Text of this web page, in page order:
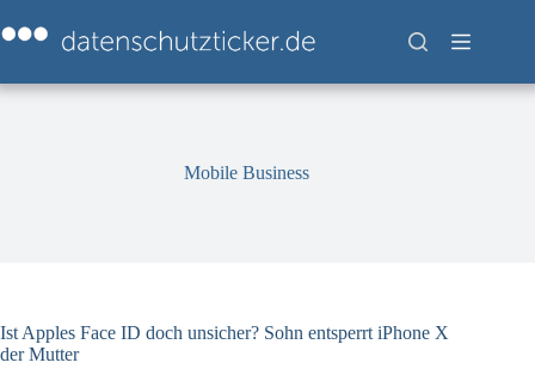
Inhalt
springen
Mobile Business
Ist Apples Face ID doch unsicher? Sohn entsperrt iPhone X
der Mutter